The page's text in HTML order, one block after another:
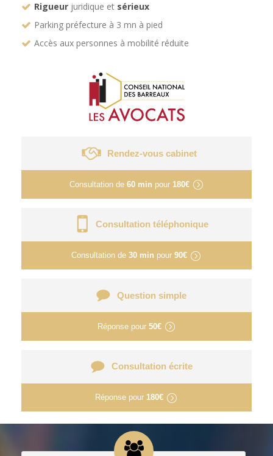
Rigueur juridique et sérieux
Parking préfecture à 3 mn à pied
Accès aux personnes à mobilité réduite
Rendez-vous cabinet
Consultation de 60 min pour 180€
Consultation téléphonique
Consultation de 30 min pour 90€
Question simple
Réponse pour 50€
Consultation écrite
Réponse pour 180€